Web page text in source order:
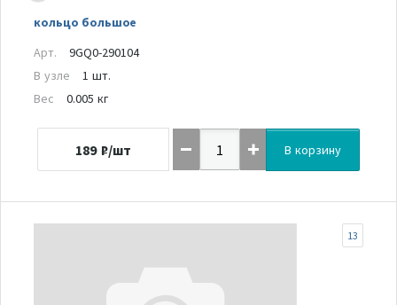
кольцо большое
Арт.
9GQ0-290104
В узле
1 шт.
Вес
0.005 кг
189 ₽/шт В корзину
13